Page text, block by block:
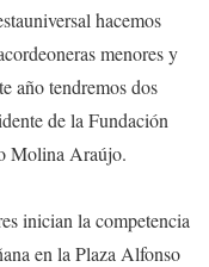
hacemos
menores y
año tendremos dos
de la Fundación
Molina Araújo.
inician la competencia
en la Plaza Alfonso